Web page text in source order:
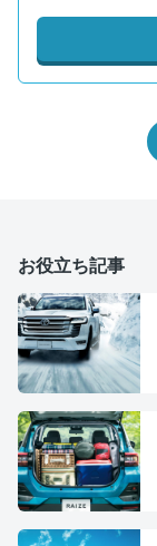
お役立ち記事